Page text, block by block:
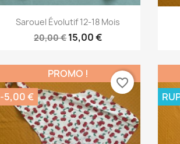
Aperçu rapide
Sarouel Évolutif 12-18 Mois
20,00 €15,00 €
PROMO !
-5,00 €
favorite_border